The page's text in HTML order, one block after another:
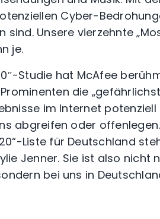
Cyber-
Unsere vierzehnte
je.
Studie hat McAfee
die
im Internet
abgreifen oder
Liste für Deutschland
Jenner. Sie ist also nicht
bei uns in